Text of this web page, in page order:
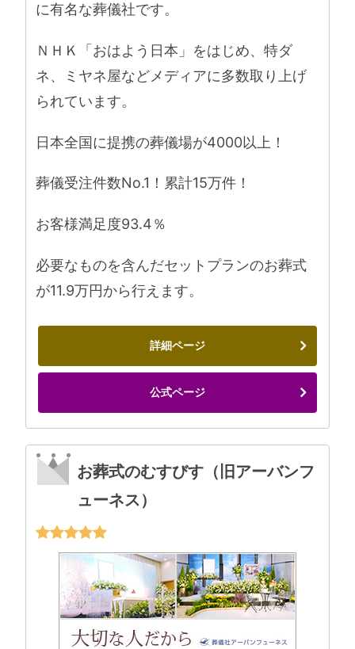
に有名な葬儀社です。
ＮＨＫ「おはよう日本」をはじめ、特ダ
ネ、ミヤネ屋などメディアに多数取り上げ
られています。
日本全国に提携の葬儀場が4000以上！
葬儀受注件数No.1！累計15万件！
お客様満足度93.4％
必要なものを含んだセットプランのお葬式
が11.9万円から行えます。
詳細ページ
公式ページ
お葬式のむすびす（旧アーバンフ
ューネス）